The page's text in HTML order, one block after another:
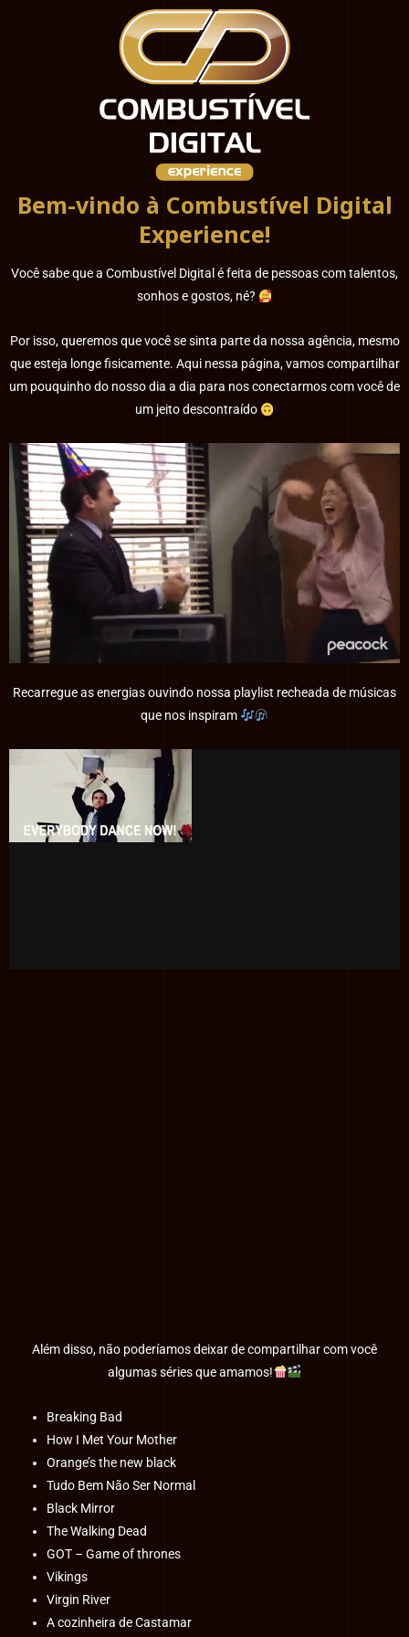
Bem-vindo à Combustível Digital
Experience!
Você sabe que a Combustível Digital é feita de pessoas com talentos,
sonhos e gostos, né?
Por isso, queremos que você se sinta parte da nossa agência, mesmo
que esteja longe fisicamente. Aqui nessa página, vamos compartilhar
um pouquinho do nosso dia a dia para nos conectarmos com você de
um jeito descontraído
Recarregue as energias ouvindo nossa playlist recheada de músicas
que nos inspiram
Além disso, não poderíamos deixar de compartilhar com você
algumas séries que amamos!
Breaking Bad
How I Met Your Mother
Orange’s the new black
Tudo Bem Não Ser Normal
Black Mirror
The Walking Dead
GOT – Game of thrones
Vikings
Virgin River
A cozinheira de Castamar